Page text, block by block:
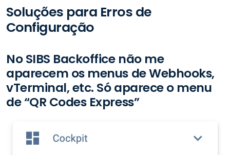
Soluções para Erros de
Configuração
No SIBS Backoffice não me
aparecem os menus de Webhooks,
vTerminal, etc. Só aparece o menu
de “QR Codes Express”